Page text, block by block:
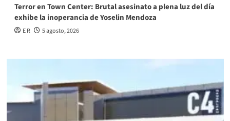
Terror en Town Center: Brutal asesinato a plena luz del día
exhibe la inoperancia de Yoselin Mendoza
E R 5 agosto, 2026